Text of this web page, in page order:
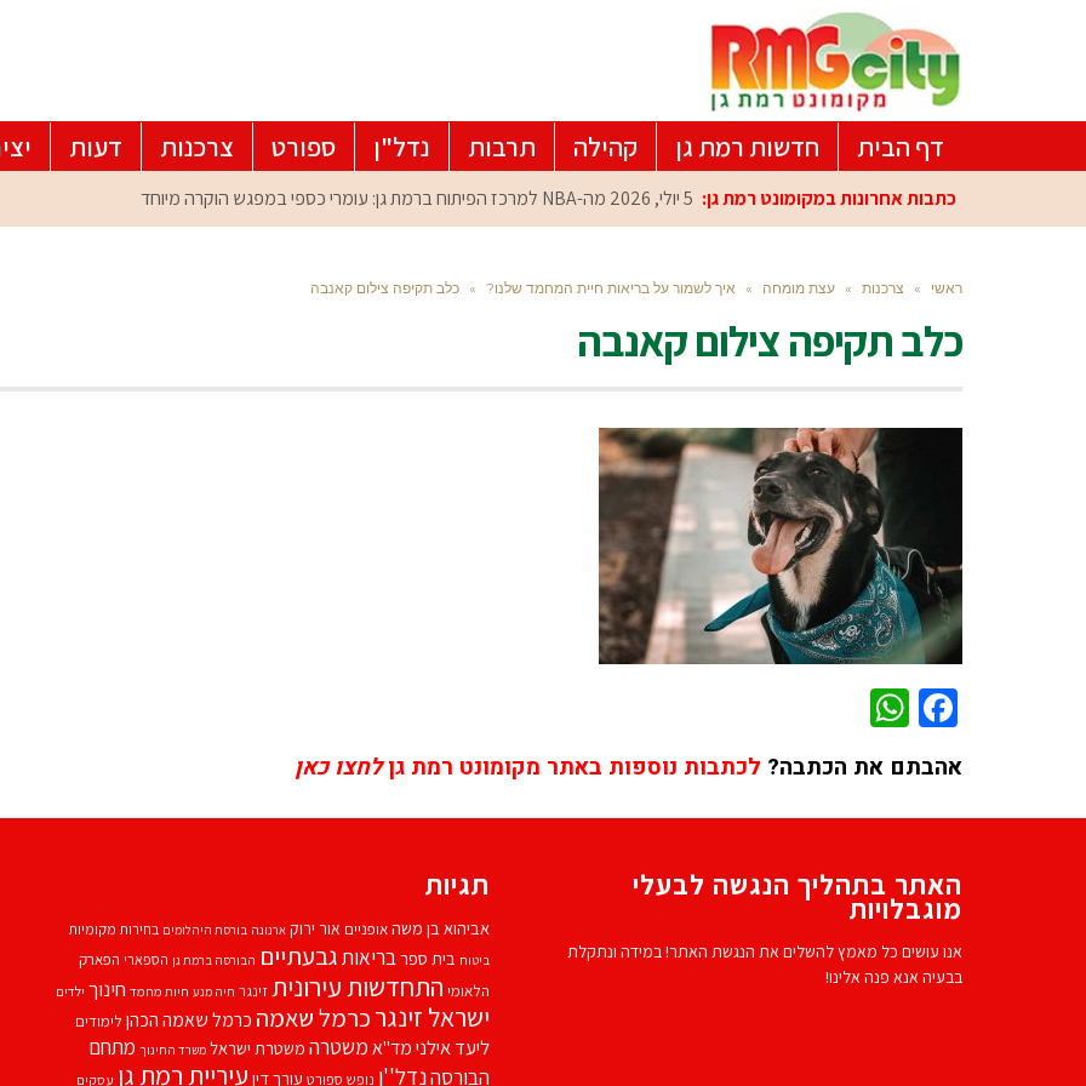
דף הבית חדשות רמת גן קהילה תרבות נדל"ן ספורט צרכנות דעות
כתבות אחרונות במקומונט רמת גן: 5 יולי, 2026 מה-NBA למרכז הפיתוח ברמת גן: עומרי כספי במפגש הוקרה מיוחד
ראשי » צרכנות » עצת מומחה » איך לשמור על בריאות חיית המחמד שלנו? » כלב תקיפה צילום קאנבה
כלב תקיפה צילום קאנבה
Facebook
אהבתם את הכתבה? לכתבות נוספות באתר מקומונט רמת גןלחצו כאן
האתר בתהליך הנגשה לבעלי
מוגבלויות
אנו עושים כל מאמץ להשלים את הנגשת האתר! במידה ונתקלת
בבעיה אנא פנה אלינו!
תגיות
אביהוא בן משהאופניים אור ירוק ארנונה בורסת היהלומים בחירות מקומיות
ביטוח בית ספרבריאותגבעתיים הבורסה ברמת גן הספארי הפארק
הלאומי התחדשות עירוניתזינגר חיה מנע חיות מחמד חינוך ילדים
ישראל זינגרכרמל שאמה כרמל שאמה הכהן לימודים
ליעד אילנימד''אמשטרה משטרת ישראל משרד החינוך מתחם
הבורסהנדל''ן נופש ספורט עורך דין עיריית רמת גן עסקים